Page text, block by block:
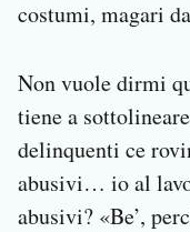
costumi, magari
Non vuole dirmi
tiene a
delinquenti ce
abusivi… io al
abusivi? «Be’,